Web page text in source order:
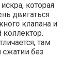
которая
двигаться
клапана и
там
без